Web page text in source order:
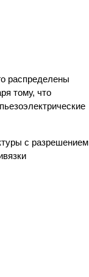
распределены
тому, что
с разрешением